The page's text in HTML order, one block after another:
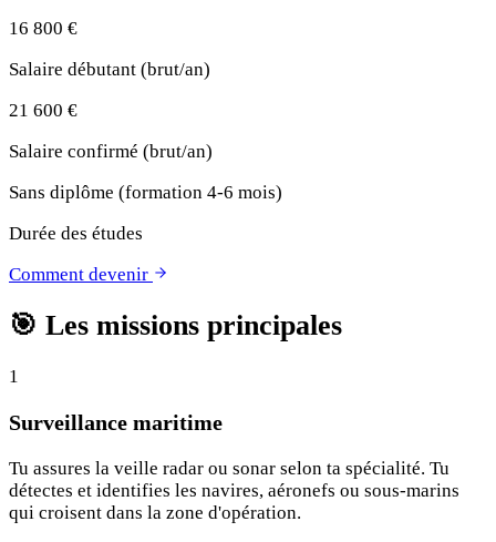
16 800 €
Salaire débutant (brut/an)
21 600 €
Salaire confirmé (brut/an)
Sans diplôme (formation 4-6 mois)
Durée des études
Comment devenir
🎯 Les missions principales
1
Surveillance maritime
Tu assures la veille radar ou sonar selon ta spécialité. Tu
détectes et identifies les navires, aéronefs ou sous-marins
qui croisent dans la zone d'opération.